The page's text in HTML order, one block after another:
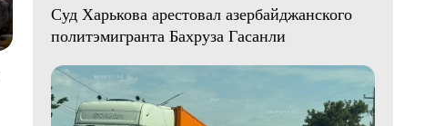
Суд Харькова арестовал азербайджанского
политэмигранта Бахруза Гасанли